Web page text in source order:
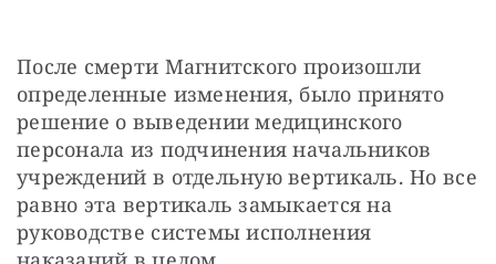
После смерти Магнитского произошли
определенные изменения, было принято
решение о выведении медицинского
персонала из подчинения начальников
учреждений в отдельную вертикаль. Но все
равно эта вертикаль замыкается на
руководстве системы исполнения